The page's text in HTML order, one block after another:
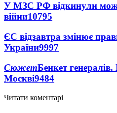
У МЗС РФ відкинули
війни10795
ЄС відзавтра змінює
України9997
СюжетБенкет
Москві9484
Читати коментарі